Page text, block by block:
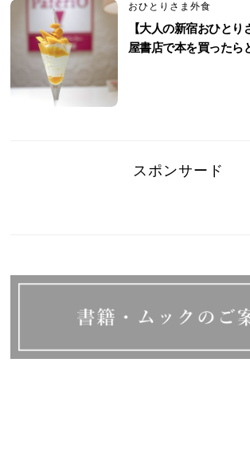
おひとりさま外食
【大人の新宿おひとり
屋書店で本を買った
スポンサード